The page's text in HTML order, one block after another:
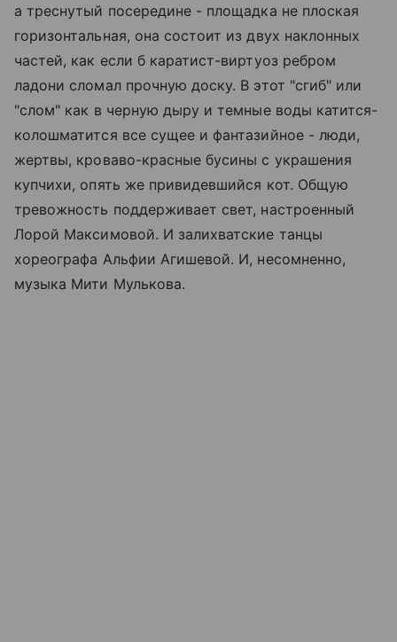
а треснутый посередине - площадка не плоская
горизонтальная, она состоит из двух наклонных
частей, как если б каратист-виртуоз ребром
ладони сломал прочную доску. В этот "сгиб" или
"слом" как в черную дыру и темные воды катится-
колошматится все сущее и фантазийное - люди,
жертвы, кроваво-красные бусины с украшения
купчихи, опять же привидевшийся кот. Общую
тревожность поддерживает свет, настроенный
Лорой Максимовой. И залихватские танцы
хореографа Альфии Агишевой. И, несомненно,
музыка Мити Мулькова.